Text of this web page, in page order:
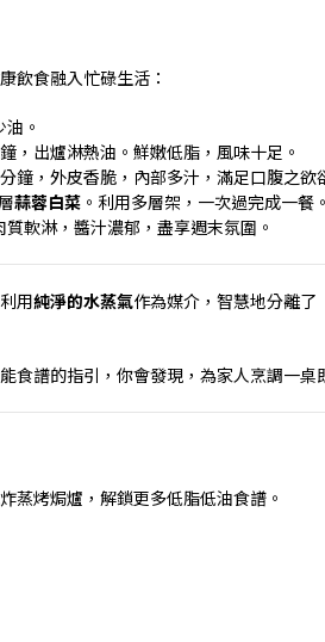
飲食融入忙碌生活：
。
，出爐淋熱油。鮮嫩低脂，風味十足。
分鐘，外皮香脆，內部多汁，滿足口腹之欲
蒜蓉白菜 。利用多層架，一次過完成一餐。
軟淋，醬汁濃郁，盡享週末氛圍。
用純淨的水蒸氣作為媒介，智慧地分離
食譜的指引，你會發現，為家人烹調一
蒸烤焗爐，解鎖更多低脂低油食譜。